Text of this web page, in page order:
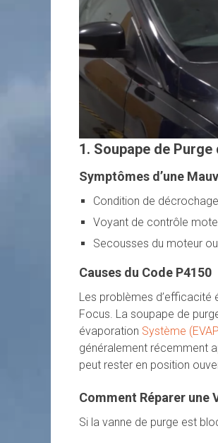
1. Soupape de
Symptômes d’une
Condition de décrochage
Voyant de contrôle
Secousses du moteur
Causes du Code P4150
Les problèmes d’efficacité
Focus. La soupape de
évaporation Système
généralement récemment
peut rester en position
Comment Réparer une
Si la vanne de purge est